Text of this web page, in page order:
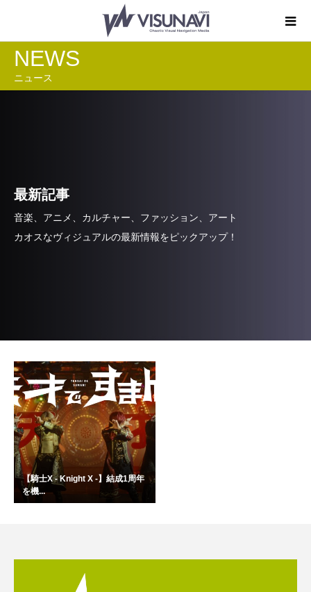
NEWS
ニュース
最新記事
音楽、アニメ、カルチャー、ファッション、アート
カオスなヴィジュアルの最新情報をピックアップ！
【騎士X - Knight X -】結成1周年
を機...